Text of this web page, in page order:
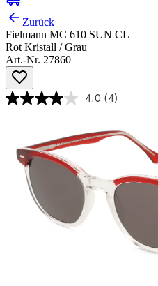
Zurück
Fielmann MC 610 SUN CL
Rot Kristall / Grau
Art.-Nr. 27860
4.0 (4)